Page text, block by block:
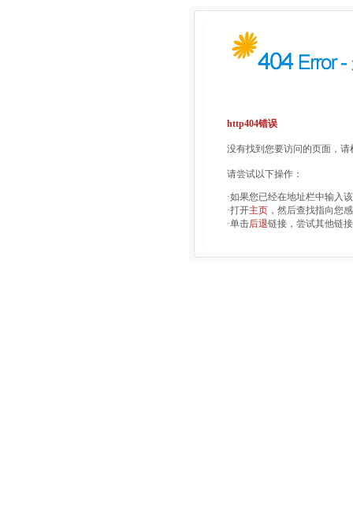
http404错误
没有找到您要访问的页面，
请尝试以下操作：
·如果您已经在地址栏中输入
·打开主页 ，然后查找指向您
·单击后退链接，尝试其他链